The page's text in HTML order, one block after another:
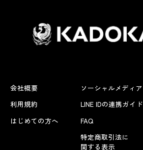
会社概要
利用規約
はじめての方へ
ソーシャルメディア
LINE IDの連携ガイド
FAQ
特定商取引法に
関する表示